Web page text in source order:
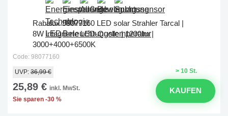
Rabalux 98077160 LED solar Strahler Tarcal |
8W integrierte LED-Quelle | 1200lm |
3000+4000+6500K
Code: 98077160
> 10 St.
UVP: 36,99 €
25,89 € inkl. MwSt.
Sie sparen -30 %
KAUFEN